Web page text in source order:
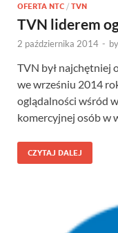
OFERTA NTC / TVN
TVN liderem
2 października 2014 - by
TVN był najchętniej
we wrześniu 2014
oglądalności wśród
komercyjnej osób w
CZYTAJ DALEJ